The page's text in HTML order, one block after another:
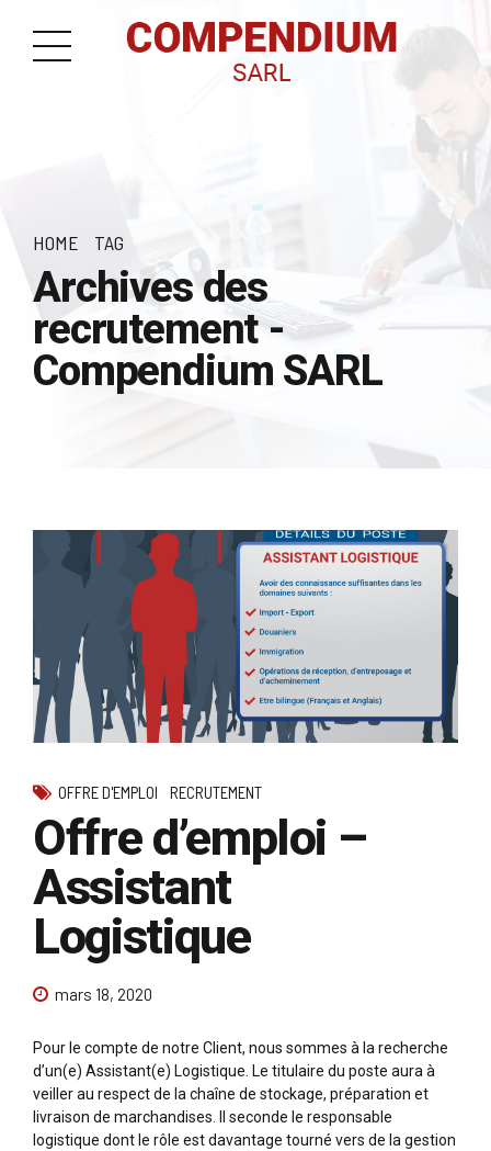
HOME TAG
Archives des
recrutement -
Compendium SARL
OFFRE D'EMPLOI RECRUTEMENT
Offre d’emploi –
Assistant
Logistique
mars 18, 2020
Pour le compte de notre Client, nous sommes à la recherche
d’un(e) Assistant(e) Logistique. Le titulaire du poste aura à
veiller au respect de la chaîne de stockage, préparation et
livraison de marchandises. Il seconde le responsable
logistique dont le rôle est davantage tourné vers de la gestion